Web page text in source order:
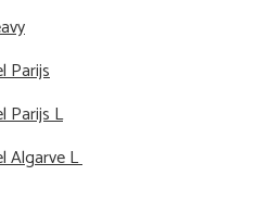
Parijs
Parijs L
Algarve L